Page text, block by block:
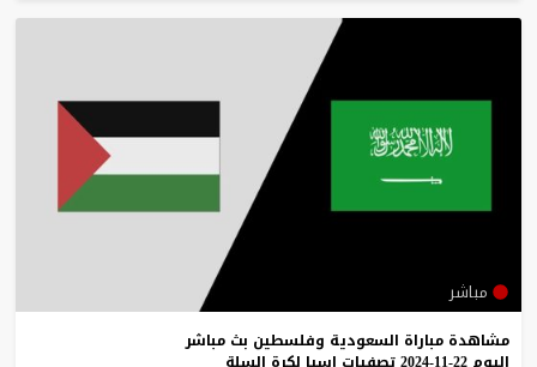
مباشر
مشاهدة مباراة السعودية وفلسطين بث مباشر